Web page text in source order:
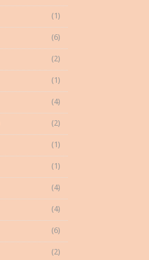
(1)
(6)
(2)
(1)
(4)
(2)
(1)
(1)
(4)
(4)
(6)
(2)